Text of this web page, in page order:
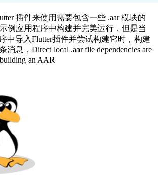
插件来使用需要包含一些 .aar 模块的
例应用程序中构建并完美运行，但是当
中导入Flutter插件并尝试构建它时，构建
息，Direct local .aar file dependencies are
an AAR